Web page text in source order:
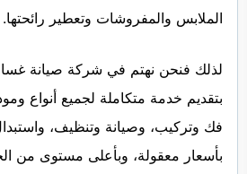
الملابس والمفروشات وتعطير رائحتها.
لذلك فنحن نهتم في شركة صيانة
بتقديم خدمة متكاملة لجميع أنواع
فك وتركيب، وصيانة وتنظيف،
بأسعار معقولة، وبأعلى مستوى من